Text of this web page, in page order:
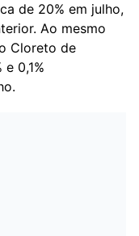
de 20% em julho,
Ao mesmo
Cloreto de
0,1%